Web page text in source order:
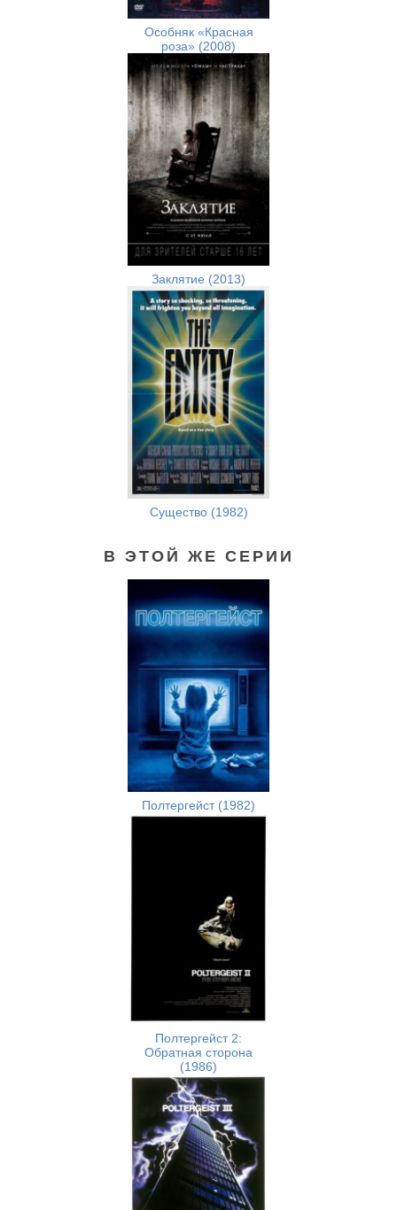
Особняк «Красная
роза» (2008)
Заклятие (2013)
Существо (1982)
В ЭТОЙ ЖЕ СЕРИИ
Полтергейст (1982)
Полтергейст 2:
Обратная сторона
(1986)